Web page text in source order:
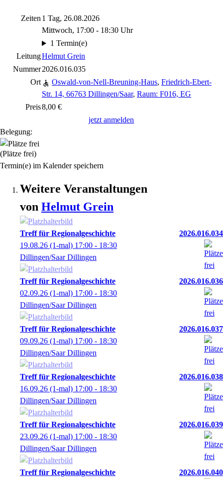
Zeiten 1 Tag, 26.08.2026
Mittwoch, 17:00 - 18:30 Uhr
1 Termin(e)
LeitungHelmut Grein
Nummer2026.016.035
Ort
Oswald-von-Nell-Breuning-Haus, Friedrich-Ebert-
Str. 14, 66763 Dillingen/Saar, Raum: F016, EG
Preis8,00 €
jetzt anmelden
Belegung:
(Plätze frei)
Termin(e) im Kalender speichern
Weitere Veranstaltungen
von Helmut Grein
Treff für Regionalgeschichte
2026.016.034
19.08.26 (1-mal) 17:00 - 18:30
Dillingen/Saar Dillingen
Treff für Regionalgeschichte
2026.016.036
02.09.26 (1-mal) 17:00 - 18:30
Dillingen/Saar Dillingen
Treff für Regionalgeschichte
2026.016.037
09.09.26 (1-mal) 17:00 - 18:30
Dillingen/Saar Dillingen
Treff für Regionalgeschichte
2026.016.038
16.09.26 (1-mal) 17:00 - 18:30
Dillingen/Saar Dillingen
Treff für Regionalgeschichte
2026.016.039
23.09.26 (1-mal) 17:00 - 18:30
Dillingen/Saar Dillingen
Treff für Regionalgeschichte
2026.016.040